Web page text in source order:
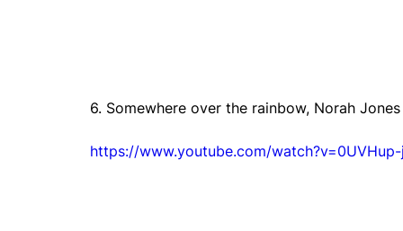
6. Somewhere over the rainbow, Norah Jones
https://www.youtube.com/